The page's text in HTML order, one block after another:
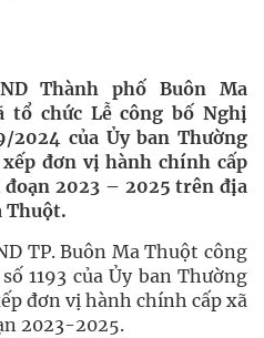
Thành phố Buôn Ma
chức Lễ công bố Nghị
2024 của Ủy ban Thường
đơn vị hành chính cấp
2023 – 2025 trên địa
Thuột.
TP. Buôn Ma Thuột công
1193 của Ủy ban Thường
đơn vị hành chính cấp xã
2023-2025.